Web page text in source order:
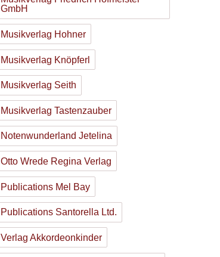
GmbH
Musikverlag Hohner
Musikverlag Knöpferl
Musikverlag Seith
Musikverlag Tastenzauber
Notenwunderland Jetelina
Otto Wrede Regina Verlag
Publications Mel Bay
Publications Santorella Ltd.
Verlag Akkordeonkinder